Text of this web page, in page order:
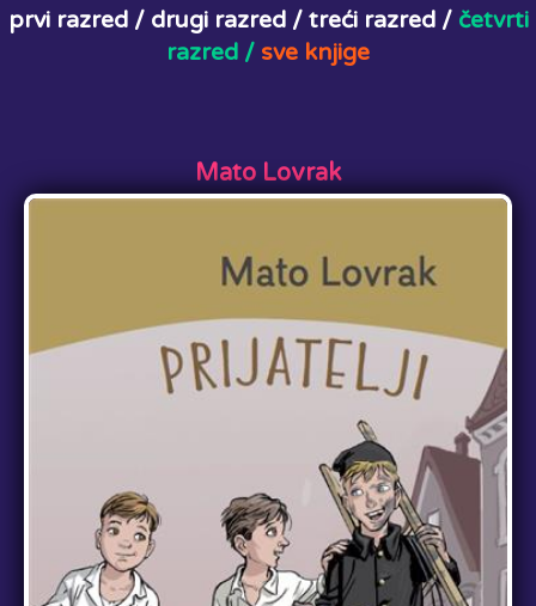
prvi razred / drugi razred / treći razred / četvrti
razred / sve knjige
Mato Lovrak